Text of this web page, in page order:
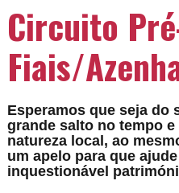
Circuito
Fiais/
Esperamos que seja do
grande salto no tempo
natureza local, ao
um apelo para que
inquestionável